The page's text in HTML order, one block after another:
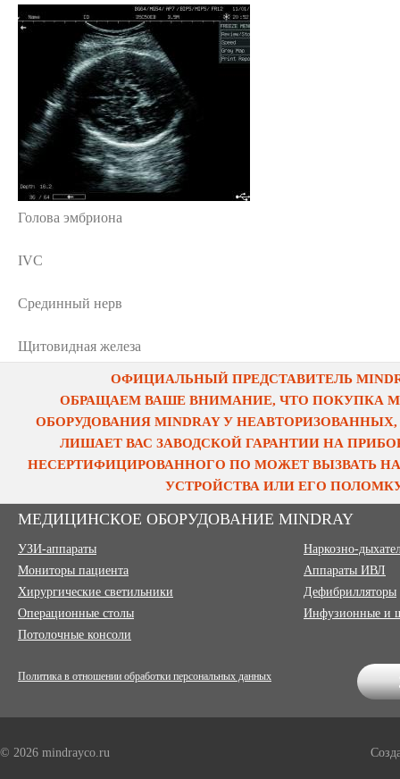
Голова эмбриона
IVC
Срединный нерв
Щитовидная железа
ОФИЦИАЛЬНЫЙ ПРЕДСТАВИТЕЛЬ
ОБРАЩАЕМ ВАШЕ ВНИМАНИЕ, ЧТО ПОКУПКА
ОБОРУДОВАНИЯ MINDRAY У
ЛИШАЕТ ВАС ЗАВОДСКОЙ ГАРАНТИИ НА
НЕСЕРТИФИЦИРОВАННОГО ПО МОЖЕТ ВЫЗВАТЬ
УСТРОЙСТВА ИЛИ ЕГО
МЕДИЦИНСКОЕ ОБОРУДОВАНИЕ MINDRAY
УЗИ-аппараты
Мониторы пациента
Хирургические светильники
Операционные столы
Потолочные консоли
Наркозно-
Аппараты ИВЛ
Дефибрилляторы
Инфузионные и
Политика в отношении обработки персональных данных
© 2026 mindrayco.ru